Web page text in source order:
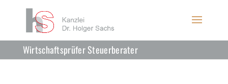
Wirtschaftsprüfer Steuerberater